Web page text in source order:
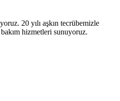
20 yılı aşkın tecrübemizle
hizmetleri sunuyoruz.